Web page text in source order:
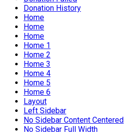
Donation History
Home
Home
Home
Home 1
Home 2
Home 3
Home 4
Home 5
Home 6
Layout
Left Sidebar
No Sidebar Content Centered
No Sidebar Full Width